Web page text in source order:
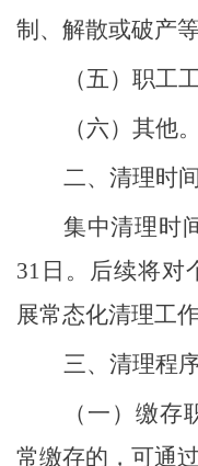
制、解散或破产
（五）职工
（六）其他。
二、清理时间
集中清理时
31 日。后续将对
展常态化清理工作
三、清理程
（一）缴
常缴存的，可通